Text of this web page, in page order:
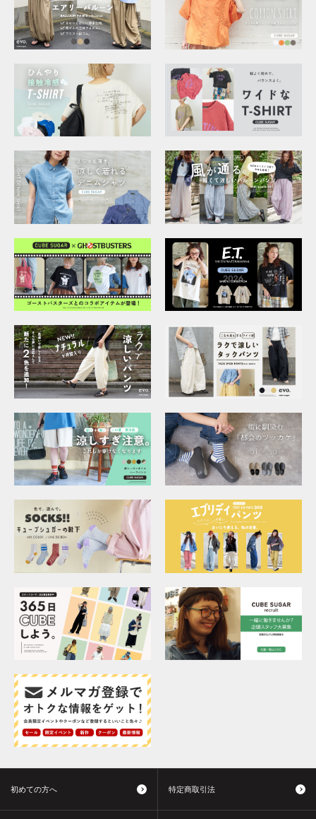
初めての方へ 特定商取引法